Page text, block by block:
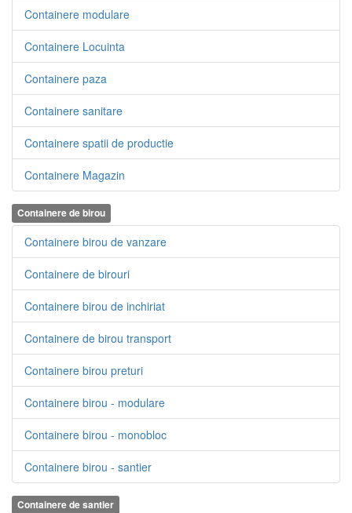
Containere modulare
Containere Locuinta
Containere paza
Containere sanitare
Containere spatii de productie
Containere Magazin
Containere de birou
Containere birou de vanzare
Containere de birouri
Containere birou de inchiriat
Containere de birou transport
Containere birou preturi
Containere birou - modulare
Containere birou - monobloc
Containere birou - santier
Containere de santier